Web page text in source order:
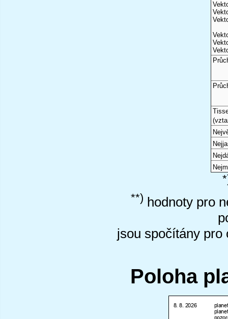
**) hodnoty pro
jsou spočítány pro
Poloha